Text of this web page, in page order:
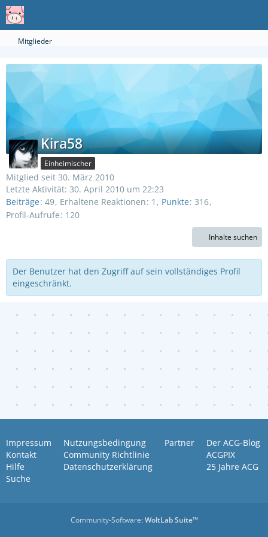
Mitglieder
Kira58
Einheimischer
Mitglied seit 30. März 2010
Letzte Aktivität: 30. April 2010 um 22:23
Beiträge 49 Erhaltene Reaktionen 1 Punkte 316
Profil-Aufrufe 120
Inhalte suchen
Der Benutzer hat den Zugriff auf sein vollständiges Profil
eingeschränkt.
Impressum
Kontakt
Hilfe
Suche
Nutzungsbedingung
Community Richtlinie
Datenschutzerklärung
Partner
Der ACG-Blog
ACGPIX
25 Jahre ACG
Community-Software:WoltLab Suite™